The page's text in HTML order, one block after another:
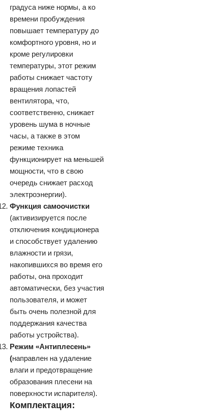
градуса ниже нормы, а ко
времени пробуждения
повышает температуру до
комфортного уровня, но и
кроме регулировки
температуры, этот режим
работы снижает частоту
вращения лопастей
вентилятора, что,
соответственно, снижает
уровень шума в ночные
часы, а также в этом
режиме техника
функционирует на меньшей
мощности, что в свою
очередь снижает расход
электроэнергии).
Функция самоочистки
(активизируется после
отключения кондиционера
и способствует удалению
влажности и грязи,
накопившихся во время его
работы, она проходит
автоматически, без участия
пользователя, и может
быть очень полезной для
поддержания качества
работы устройства).
Режим «Антиплесень»
(направлен на удаление
влаги и предотвращение
образования плесени на
поверхности испарителя).
Комплектация: